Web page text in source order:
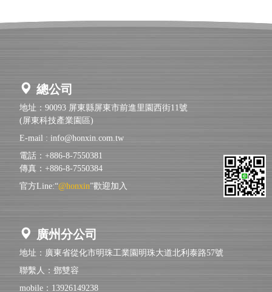
總公司
地址：90093 屏東縣屏東市前進里園西街11號
(屏東科技產業園區)
E-mail : info@honxin.com.tw
電話：+886-8-7550381
傳真：+886-8-7550384
官方Line:“@honxin”歡迎加入
廣州分公司
地址：廣東省從化市明珠工業園明珠大道北利泰路57號
聯繫人：鄧雙容
mobile：13926149238